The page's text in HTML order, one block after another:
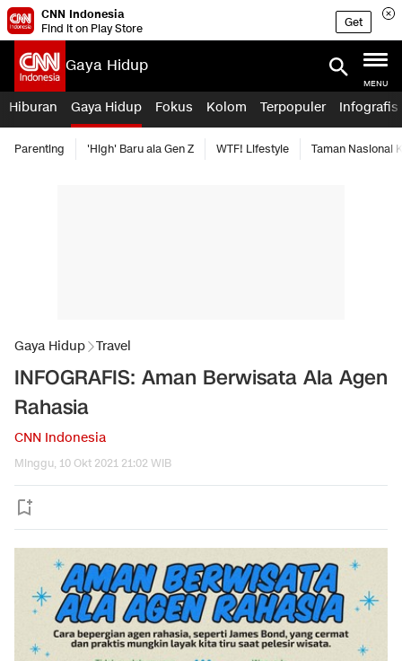
CNN Indonesia
Find it on Play Store
Get
Gaya Hidup
MENU
Hiburan Gaya Hidup Fokus Kolom Terpopuler Infografis
Parenting 'High' Baru ala Gen Z WTF! Lifestyle Taman Nasional
Gaya Hidup Travel
INFOGRAFIS: Aman Berwisata Ala Agen
Rahasia
CNN Indonesia
Minggu, 10 Okt 2021 21:02 WIB